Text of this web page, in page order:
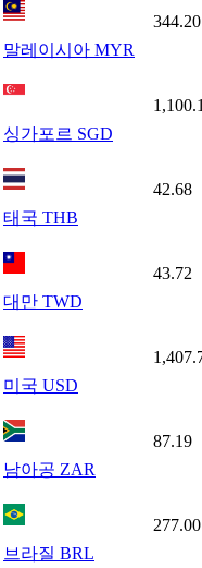
말레이시아 MYR
344.20
싱가포르 SGD
태국 THB
42.68
대만 TWD
43.72
미국 USD
남아공 ZAR
87.19
브라질 BRL
277.00